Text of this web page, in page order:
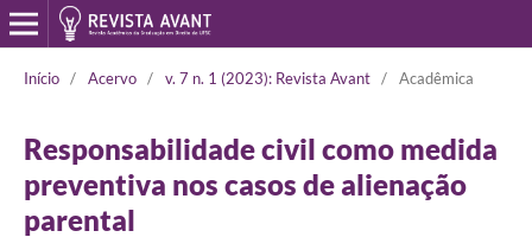
Início / Acervo / v. 7 n. 1 (2023): Revista Avant / Acadêmica
Responsabilidade civil como medida
preventiva nos casos de alienação
parental